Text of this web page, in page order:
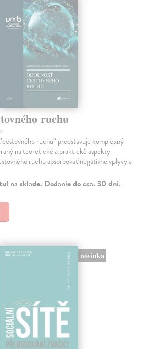
ruchu
ruchu“ predstavuje komplexný
na teoretické a praktické aspekty
ruchu absorbovať negatívne vplyvy a
na sklade. Dodanie do cca. 30 dní.
novinka